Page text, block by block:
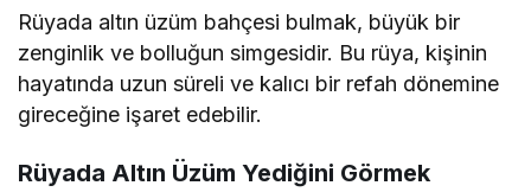
Rüyada altın üzüm bahçesi bulmak, büyük bir
zenginlik ve bolluğun simgesidir. Bu rüya, kişinin
hayatında uzun süreli ve kalıcı bir refah dönemine
gireceğine işaret edebilir.
Rüyada Altın Üzüm Yediğini Görmek